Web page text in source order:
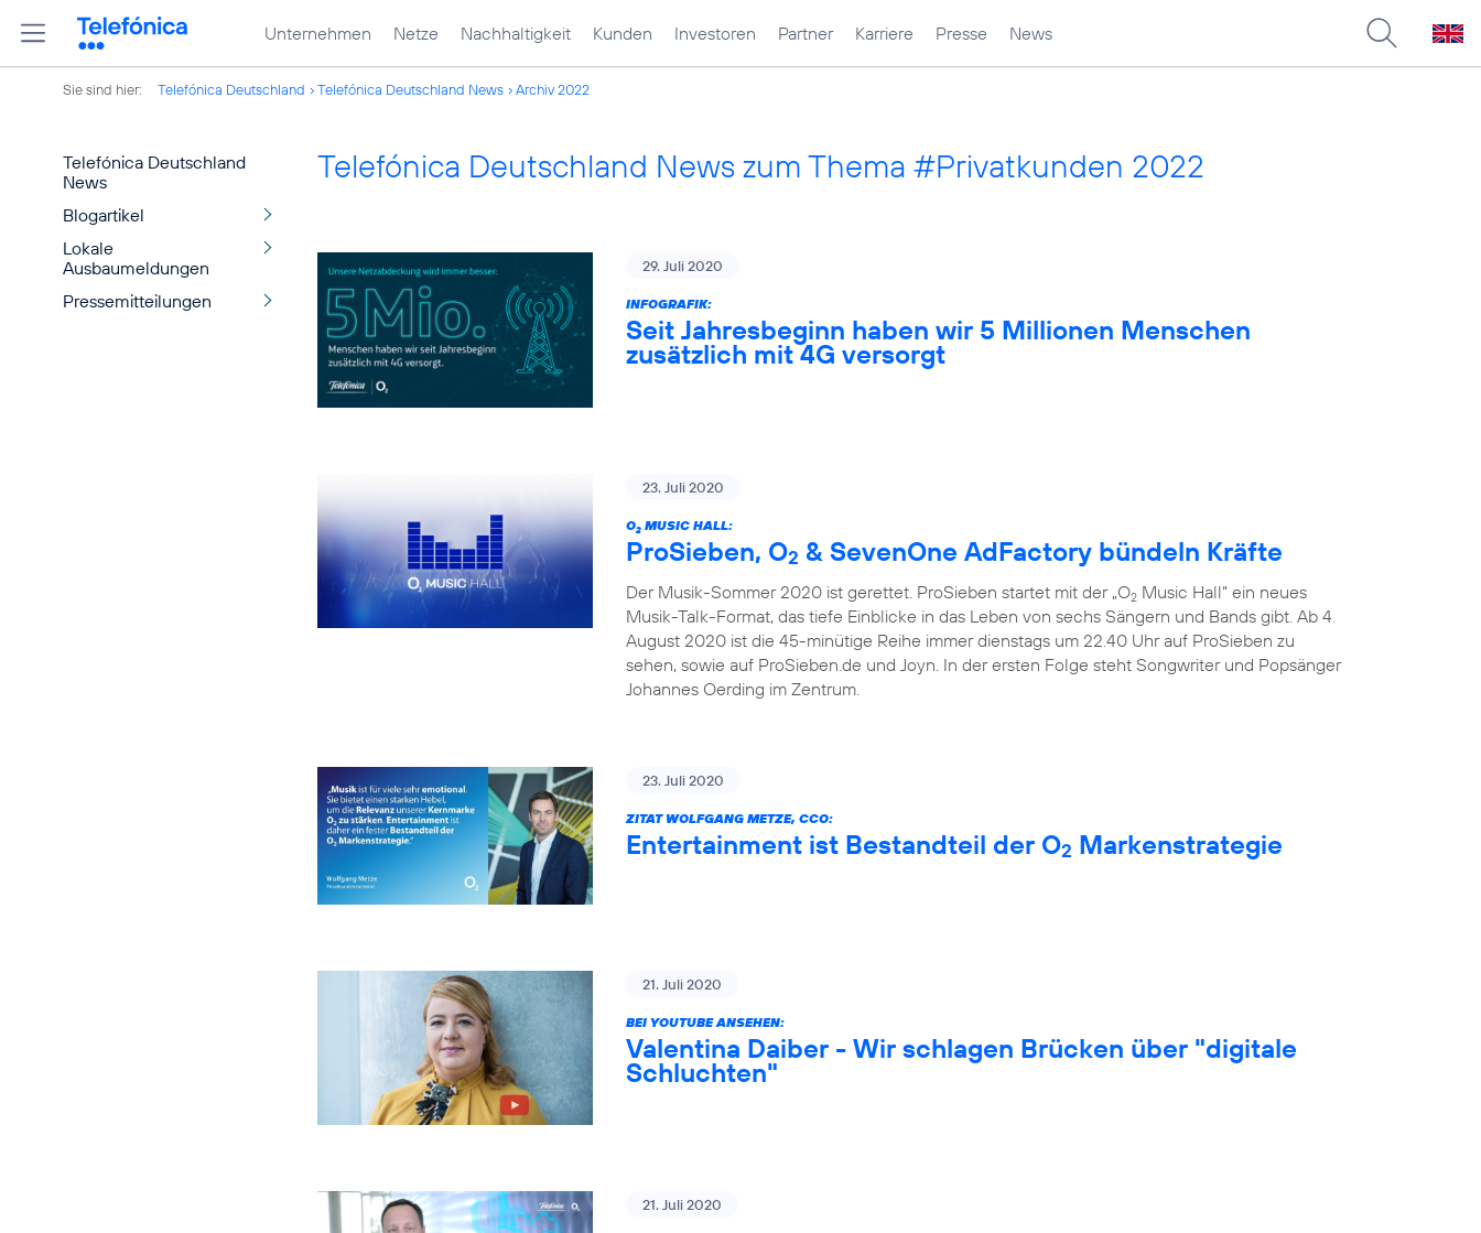
Unternehmen Netze Nachhaltigkeit Kunden Investoren Partner Karriere Presse News
Sie sind hier: Telefónica Deutschland Telefónica Deutschland News Archiv 2022
Telefónica Deutschland
News
Blogartikel
Lokale
Ausbaumeldungen
Pressemitteilungen
Telefónica Deutschland News zum Thema #Privatkunden 2022
29. Juli 2020
INFOGRAFIK:
Seit Jahresbeginn haben wir 5 Millionen Menschen
zusätzlich mit 4G versorgt
23. Juli 2020
O2 MUSIC HALL:
ProSieben, O2 & SevenOne AdFactory bündeln Kräfte
Der Musik-Sommer 2020 ist gerettet. ProSieben startet mit der „O2 Music Hall“ ein neues
Musik-Talk-Format, das tiefe Einblicke in das Leben von sechs Sängern und Bands gibt. Ab 4.
August 2020 ist die 45-minütige Reihe immer dienstags um 22.40 Uhr auf ProSieben zu
sehen, sowie auf ProSieben.de und Joyn. In der ersten Folge steht Songwriter und Popsänger
Johannes Oerding im Zentrum.
23. Juli 2020
ZITAT WOLFGANG METZE, CCO:
Entertainment ist Bestandteil der O2 Markenstrategie
21. Juli 2020
BEI YOUTUBE ANSEHEN:
Valentina Daiber - Wir schlagen Brücken über "digitale
Schluchten"
21. Juli 2020